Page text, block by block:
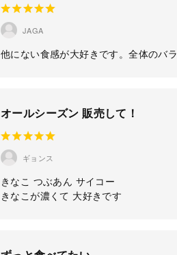
JAGA
他にない食感が大好きです。全体のバ
オールシーズン 販売して！
ギョンス
きなこ つぶあん サイコー
きなこが濃くて 大好きです